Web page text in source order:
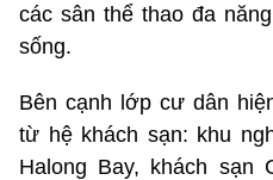
các sân thể thao đa
sống.
Bên cạnh lớp cư dân
từ hệ khách sạn: khu
Halong Bay, khách sạn